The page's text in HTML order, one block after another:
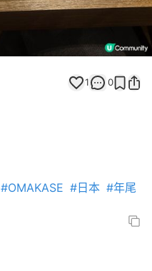
1 0
#OMAKASE #日本 #年尾